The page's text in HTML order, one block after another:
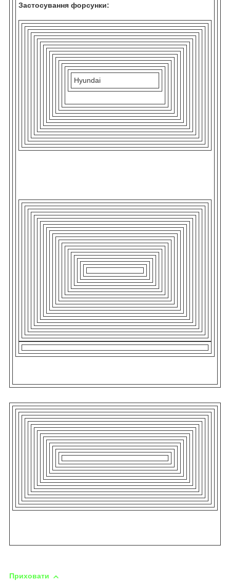
Застосування форсунки:
Hyundai
Приховати